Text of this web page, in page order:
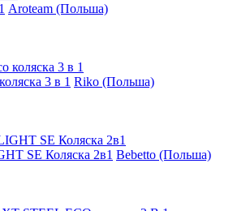
Aroteam (Польша)
3 в 1 Riko (Польша)
SE Коляска 2в1